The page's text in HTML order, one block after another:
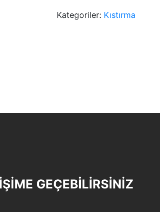
Kategoriler: Kıstırma
GEÇEBİLİRSİNİZ